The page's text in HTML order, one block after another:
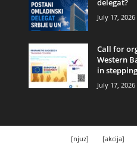
delegat?
July 17, 2026
Call for
Western
in
July 17, 2026
[njuz] [akcija]